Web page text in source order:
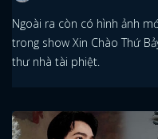
Ngoài ra còn có hình ảnh
trong show Xin Chào Thứ
thư nhà tài phiệt.